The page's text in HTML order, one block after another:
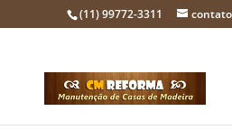
(11) 99772-3311